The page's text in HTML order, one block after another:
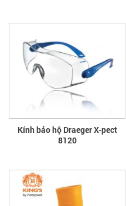
Kính bảo hộ Draeger X-pect
8120